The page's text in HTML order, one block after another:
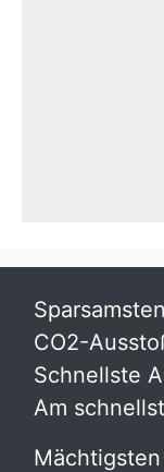
CO2-
Schnellste
Am